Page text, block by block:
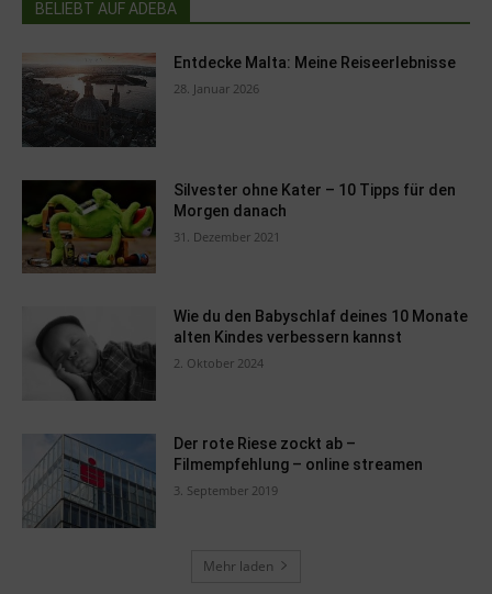
BELIEBT AUF ADEBA
Entdecke Malta: Meine Reiseerlebnisse
28. Januar 2026
Silvester ohne Kater – 10 Tipps für den
Morgen danach
31. Dezember 2021
Wie du den Babyschlaf deines 10 Monate
alten Kindes verbessern kannst
2. Oktober 2024
Der rote Riese zockt ab –
Filmempfehlung – online streamen
3. September 2019
Mehr laden